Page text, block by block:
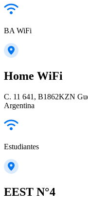
BA WiFi
Home WiFi
C. 11 641, B1862KZN
Argentina
Estudiantes
EEST N°4